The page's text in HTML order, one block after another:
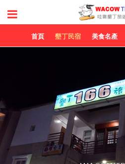
首頁 墾丁民宿 美食名產